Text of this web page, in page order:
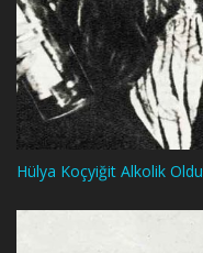
Hülya Koçyiğit Alkolik Oldu